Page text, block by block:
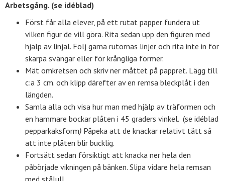
Arbetsgång. (se idéblad)
Först får alla elever, på ett rutat papper fundera ut
vilken figur de vill göra. Rita sedan upp den figuren med
hjälp av linjal. Följ gärna rutornas linjer och rita inte in för
skarpa svängar eller för krångliga former.
Mät omkretsen och skriv ner måttet på pappret. Lägg till
c:a 3 cm. och klipp därefter av en remsa bleckplåt i den
längden.
Samla alla och visa hur man med hjälp av träformen och
en hammare bockar plåten i 45 graders vinkel. (se idéblad
pepparkaksform) Påpeka att de knackar relativt tätt så
att inte plåten blir bucklig.
Fortsätt sedan försiktigt att knacka ner hela den
påbörjade vikningen på bänken. Slipa vidare hela remsan
med stålull.